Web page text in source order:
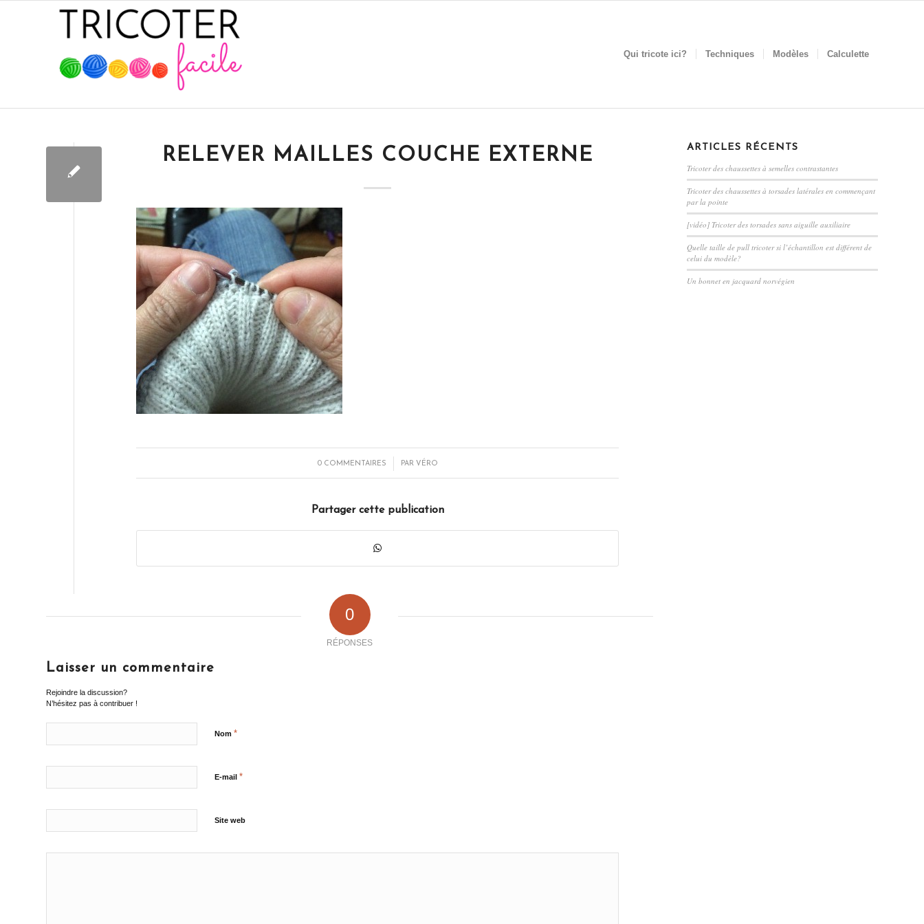
Qui tricote ici? Techniques Modèles Calculette
RELEVER MAILLES COUCHE EXTERNE
0 COMMENTAIRES
/ PAR VÉRO
Partager cette publication
0
RÉPONSES
Laisser un commentaire
Rejoindre la discussion?
N’hésitez pas à contribuer !
Nom *
E-mail *
Site web
ARTICLES RÉCENTS
Tricoter des chaussettes à semelles contrastantes
Tricoter des chaussettes à torsades latérales en commençant
par la pointe
[vidéo] Tricoter des torsades sans aiguille auxiliaire
Quelle taille de pull tricoter si l’échantillon est différent de
celui du modèle?
Un bonnet en jacquard norvégien